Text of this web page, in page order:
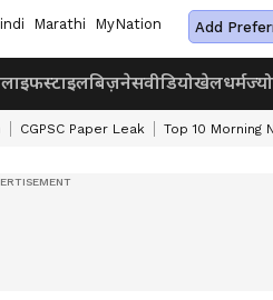
Marathi MyNation Add
लाइफस्टाइलबिज़नेसवीडियोखेलधर्म
CGPSC Paper Leak Top 10 Morning